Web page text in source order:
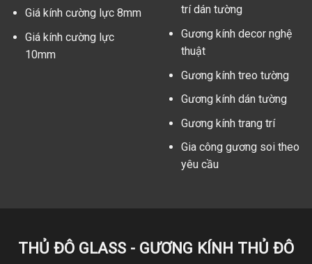
Giá kính cường lực 8mm
Giá kính cường lực
10mm
trí dán tường
Gương kính decor nghệ
thuật
Gương kính treo tường
Gương kính dán tường
Gương kính trang trí
Gia công gương soi theo
yêu cầu
THỦ ĐÔ GLASS - GƯƠNG KÍNH THỦ ĐÔ